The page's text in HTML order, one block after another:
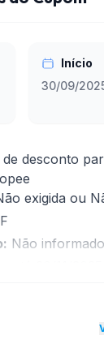
Início
30/09/
desconto
exigida ou
Não
de teto